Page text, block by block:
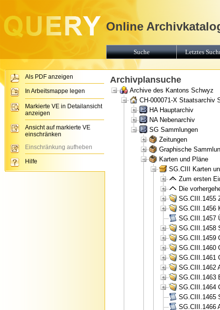
Archivplansuche
Archive des Kantons Schwyz
CH-000071-X Staatsarchiv
HA Hauptarchiv
NA Nebenarchiv
SG Sammlungen
Zeitungen
Graphische
Karten und Pläne
SG.CIII Karten
Zum ersten
Die
SG.CIII.1455
SG.CIII.1456
SG.CIII.1457
SG.CIII.1458
SG.CIII.1459
SG.CIII.1460
SG.CIII.1461
SG.CIII.1462
SG.CIII.1463
SG.CIII.1464
SG.CIII.1465
SG.CIII.1466
Online
Suche Letztes
Als PDF anzeigen
In Arbeitsmappe legen
Markierte VE in Detailansicht
anzeigen
Ansicht auf markierte VE
einschränken
Einschränkung aufheben
Hilfe